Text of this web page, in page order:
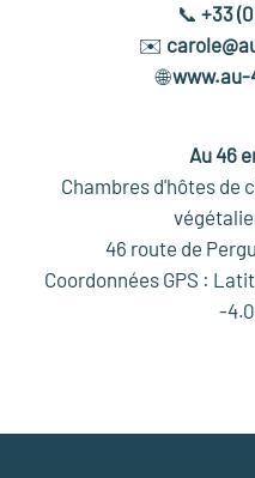
📞 +33
✉️
🌐
Au 46
Chambres d'hôtes de
46 route de
Coordonnées GPS :
-